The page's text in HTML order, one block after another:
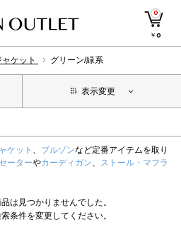
0
￥0
ャケット グリーン/緑系
表示変更
ケット 、 ブルゾンなど定番アイテムを取り
ーターやカーディガン、 ストール・マフラ
は見つかりませんでした。
条件を変更してください。